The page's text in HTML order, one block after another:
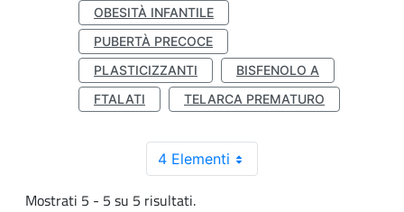
OBESITÀ INFANTILE
PUBERTÀ PRECOCE
PLASTICIZZANTI
BISFENOLO A
FTALATI
TELARCA PREMATURO
4 Elementi
Mostrati 5 - 5 su 5 risultati.